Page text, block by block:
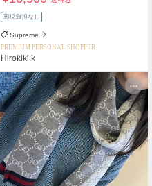
関税負担なし
Supreme
PREMIUM PERSONAL SHOPPER
Hirokiki.k